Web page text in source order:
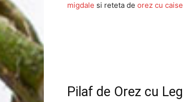
migdale si reteta de orez cu
Pilaf de Orez cu